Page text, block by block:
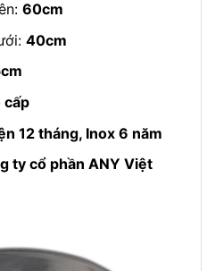
60cm
40cm
cấp
12 tháng, Inox 6 năm
ty cổ phần ANY Việt